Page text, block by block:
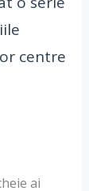
centre
ai